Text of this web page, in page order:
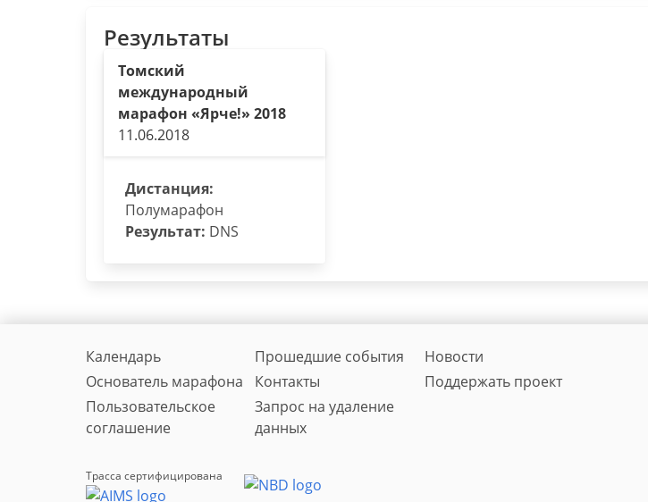
Результаты
Томский
международный
марафон «Ярче!» 2018
11.06.2018
Дистанция:
Полумарафон
Результат: DNS
Календарь Прошедшие события
Новости
Основатель марафона
Контакты
Поддержать проект
Пользовательское
соглашение
Запрос на удаление
данных
Трасса сертифицирована